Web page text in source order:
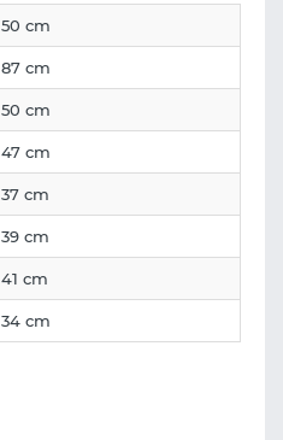
50 cm
87 cm
50 cm
47 cm
37 cm
39 cm
41 cm
34 cm